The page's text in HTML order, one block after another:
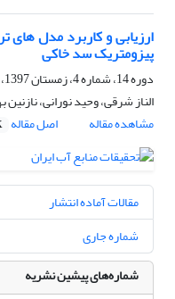
ارزیابی و کاربرد مدل
پیزومتریک سد خاکی
دوره 14، شماره 4، زمستان 1397، صفحه
الناز شرقی، وحید نورانی، نازنین
مشاهده مقاله
اصل مقاله
مقالات آماده انتشار
شماره جاری
شماره‌های پیشین نشریه